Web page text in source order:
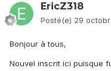
EricZ318
Posté(e) 29
Bonjour à tous,
Nouvel inscrit ici puisque